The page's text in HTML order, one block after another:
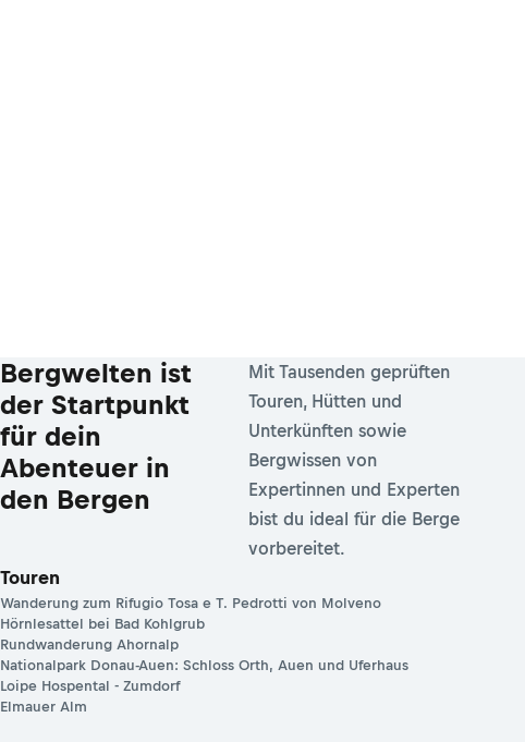
Bergwelten ist
der Startpunkt
für dein
Abenteuer in
den Bergen
Mit Tausenden geprüften
Touren, Hütten und
Unterkünften sowie
Bergwissen von
Expertinnen und Experten
bist du ideal für die Berge
vorbereitet.
Touren
Wanderung zum Rifugio Tosa e T. Pedrotti von Molveno
Hörnlesattel bei Bad Kohlgrub
Rundwanderung Ahornalp
Nationalpark Donau-Auen: Schloss Orth, Auen und Uferhaus
Loipe Hospental - Zumdorf
Elmauer Alm